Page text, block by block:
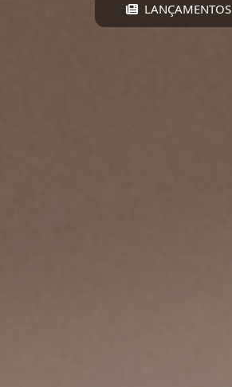
LANÇAMENTOS